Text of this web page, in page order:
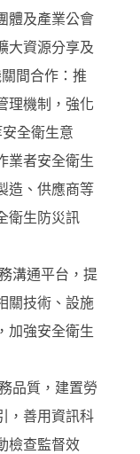
體及產業公會
大資源分享及
間合作：推
理機制，強化
全衛生意
業者安全衛生
造、供應商等
衛生防災訊
溝通平台，提
關技術、設施
加強安全衛生
品質，建置勞
，善用資訊科
檢查監督效